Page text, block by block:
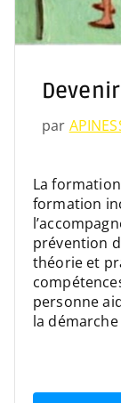
par
La
formation
prévention
théorie et
personne
la